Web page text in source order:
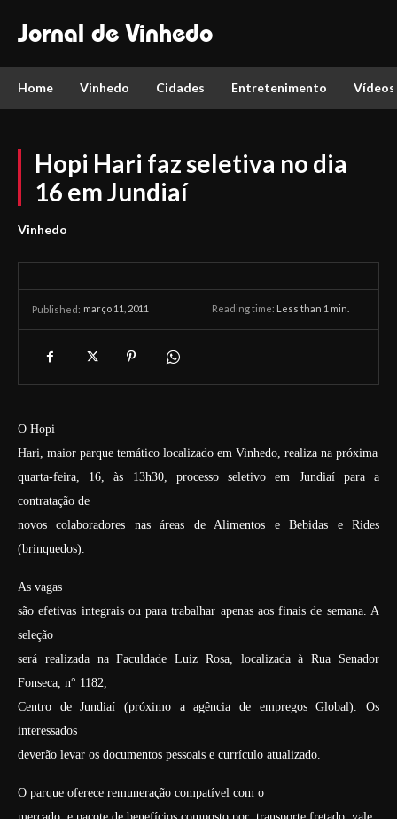
Jornal de Vinhedo
Home Vinhedo Cidades Entretenimento Vídeos
Hopi Hari faz seletiva no dia
16 em Jundiaí
Vinhedo
Published: março 11, 2011 Reading time: Less than 1 min.
O Hopi
Hari, maior parque temático localizado em Vinhedo, realiza na próxima
quarta-feira, 16, às 13h30, processo seletivo em Jundiaí para a
contratação de
novos colaboradores nas áreas de Alimentos e Bebidas e Rides
(brinquedos).
As vagas
são efetivas integrais ou para trabalhar apenas aos finais de semana. A
seleção
será realizada na Faculdade Luiz Rosa, localizada à Rua Senador
Fonseca, n° 1182,
Centro de Jundiaí (próximo a agência de empregos Global). Os
interessados
deverão levar os documentos pessoais e currículo atualizado.
O parque oferece remuneração compatível com o